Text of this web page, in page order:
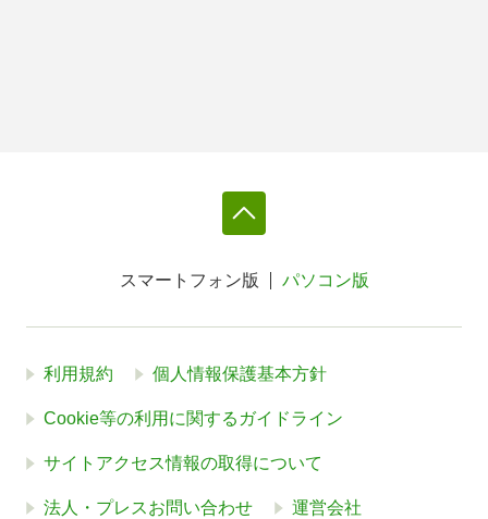
スマートフォン版 パソコン版
利用規約 個人情報保護基本方針
Cookie等の利用に関するガイドライン
サイトアクセス情報の取得について
法人・プレスお問い合わせ 運営会社